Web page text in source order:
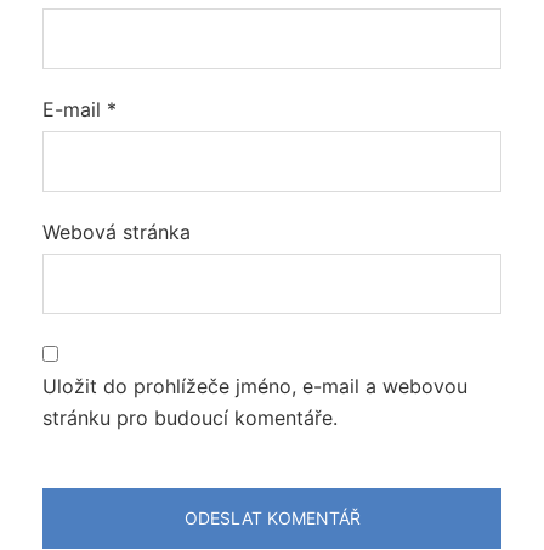
E-mail *
Webová stránka
Uložit do prohlížeče jméno, e-mail a webovou
stránku pro budoucí komentáře.